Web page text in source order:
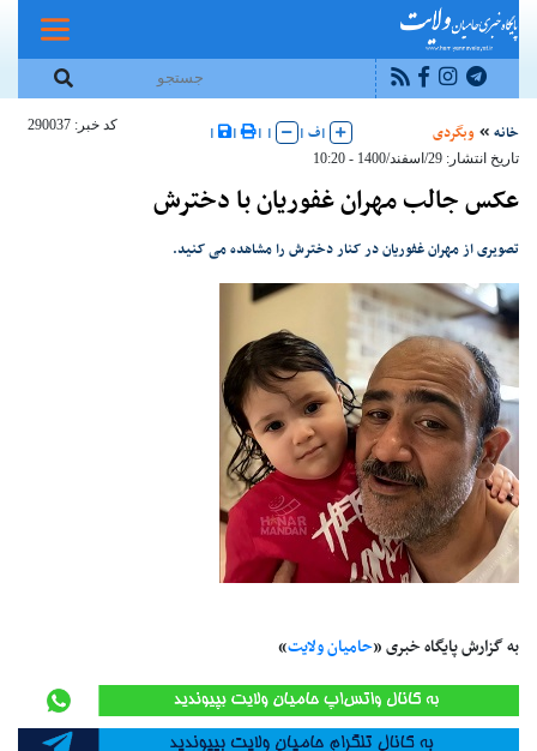
خانه وبگردی |ف |
|
|
|
|
کد خبر: 290037
تاریخ انتشار: 29/اسفند/1400 - 10:20
عکس جالب مهران غفوریان با دخترش
تصویری از مهران غفوریان در کنار دخترش را مشاهده می کنید.
به گزارش پایگاه خبری «حامیان ولایت»